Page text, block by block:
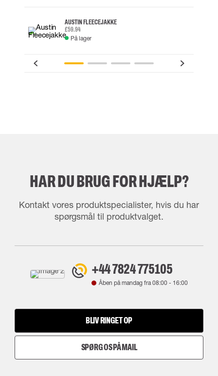
AUSTIN FLEECEJAKKE
£59.94
På lager
HAR DU BRUG FOR HJÆLP?
Kontakt vores produktspecialister, hvis du har
spørgsmål til produktvalget.
+44 7824 775105
Åben på mandag fra08:00 - 16:00
BLIV RINGET OP
SPØRG OS PÅ MAIL